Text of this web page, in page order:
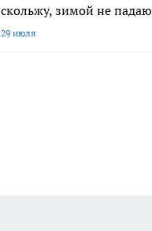
скольжу, зимой не падаю
29 июля